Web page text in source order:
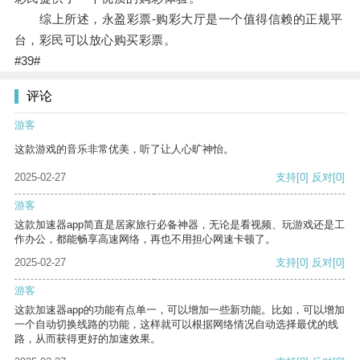
综上所述，永盈彩票-购彩大厅是一个值得信赖的正规平
台，彩民可以放心购买彩票。
#39#
评论
游客
这款游戏的音乐非常优美，听了让人心旷神怡。
2025-02-27 支持[0] 反对[0]
游客
这款加速器app简直是居家旅行必备神器，无论是看视频、玩游戏还是工
作办公，都能畅享高速网络，再也不用担心网速卡顿了。
2025-02-27
支持[0] 反对[0]
游客
这款加速器app的功能有点单一，可以增加一些新功能。比如，可以增加
一个自动切换线路的功能，这样就可以根据网络情况自动选择最优的线
路，从而获得更好的加速效果。